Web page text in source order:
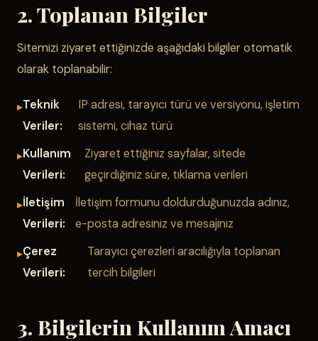
2. Toplanan Bilgiler
Sitemizi ziyaret ettiğinizde aşağıdaki bilgiler otomatik
olarak toplanabilir:
Teknik
Veriler:
IP adresi, tarayıcı türü ve versiyonu, işletim
sistemi, cihaz türü
Kullanım
Verileri:
Ziyaret ettiğiniz sayfalar, sitede
geçirdiğiniz süre, tıklama verileri
İletişim
Verileri:
İletişim formunu doldurduğunuzda adınız,
e-posta adresiniz ve mesajınız
Çerez
Verileri:
Tarayıcı çerezleri aracılığıyla toplanan
tercih bilgileri
3. Bilgilerin Kullanım Amacı